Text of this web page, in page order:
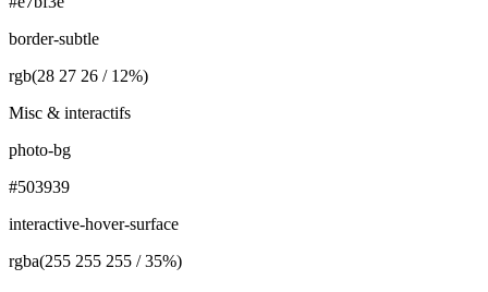
border-subtle
rgb(28 27 26 / 12%)
Misc & interactifs
photo-bg
#503939
interactive-hover-surface
rgba(255 255 255 / 35%)